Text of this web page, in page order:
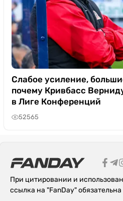
Слабое усиление,
почему Кривбасс
в Лиге Конференций
52565
При цитировании и
ссылка на "FanDay" обязательна